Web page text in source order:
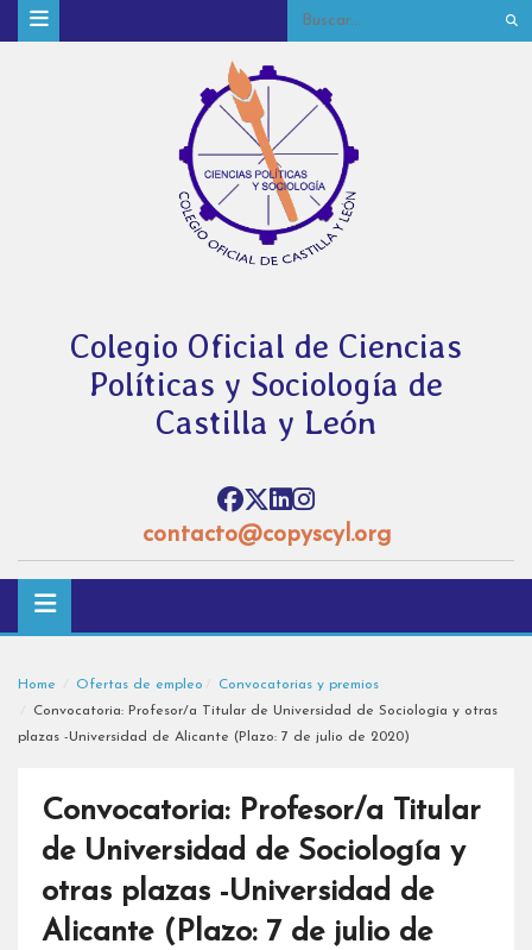
Colegio Oficial de Ciencias
Políticas y Sociología de
Castilla y León
contacto@copyscyl.org
Home Ofertas de empleo
Convocatorias y premios
Convocatoria: Profesor/a Titular de Universidad de Sociología y otras
plazas -Universidad de Alicante (Plazo: 7 de julio de 2020)
Convocatoria: Profesor/a Titular
de Universidad de Sociología y
otras plazas -Universidad de
Alicante (Plazo: 7 de julio de